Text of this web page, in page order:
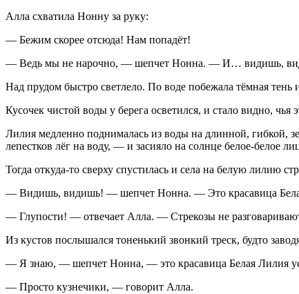
Алла схватила Нонну за руку:
— Бежим скорее отсюда! Нам попадёт!
— Ведь мы не нарочно, — шепчет Нонна. — И… видишь,
Над прудом быстро светлело. По воде побежала тёмная
Кусочек чистой воды у берега осветился, и стало видно, чья
Лилия медленно поднималась из воды на длинной, гибкой,
лепестков лёг на воду, — и засияло на солнце белое-белое
Тогда откуда-то сверху спустилась и села на белую лилию
— Видишь, видишь! — шепчет Нонна. — Это красавица
— Глупости! — отвечает Алла. — Стрекозы не
Из кустов послышался тоненький звонкий треск, будто
— Я знаю, — шепчет Нонна, — это красавица Белая Лилия
— Просто кузнечики, — говорит Алла.